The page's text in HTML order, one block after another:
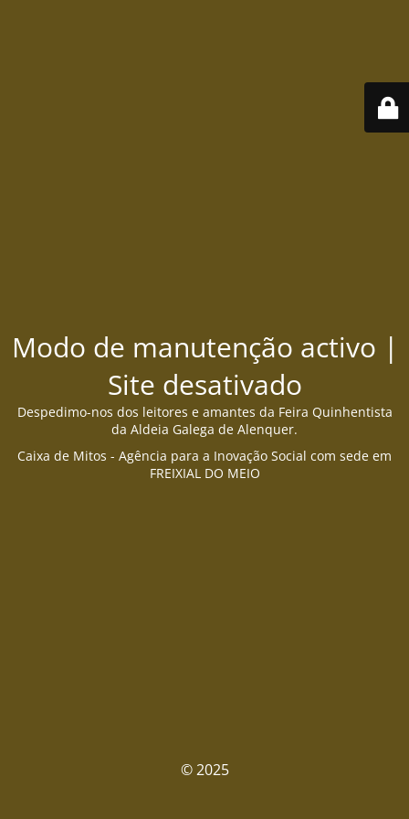
Modo de manutenção activo |
Site desativado
Despedimo-nos dos leitores e amantes da Feira Quinhentista
da Aldeia Galega de Alenquer.
Caixa de Mitos - Agência para a Inovação Social com sede em
FREIXIAL DO MEIO
© 2025